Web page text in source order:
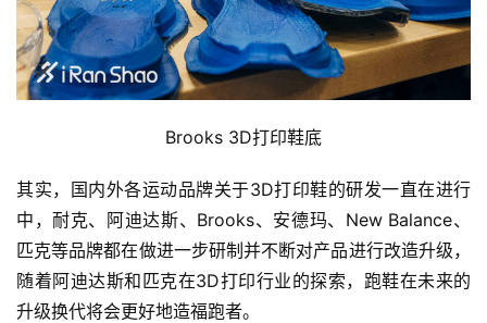
视
频
选
运
动
集
Brooks 3D打印鞋底
其实，国内外各运动品牌关于3D打印鞋的研发一直在进行
中，耐克、阿迪达斯、Brooks、安德玛、New Balance、
匹克等品牌都在做进一步研制并不断对产品进行改造升级，
随着阿迪达斯和匹克在3D打印行业的探索，跑鞋在未来的
升级换代将会更好地造福跑者。